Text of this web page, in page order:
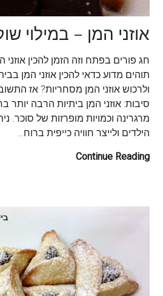
אוזני המן – במילוי
חג פורים בפתח וזה הזמן להכין
תוהים מדוע כדאי להכין אוזני המן
ולרכוש אוזני המן מסחריות? אז
סיבות: אוזני המן ביתיות הרבה יותר
מרגרינה וכמויות מופרזות של סוכר.
הילדים ולייצר חוויה כייפית ברוח…
Continue Reading